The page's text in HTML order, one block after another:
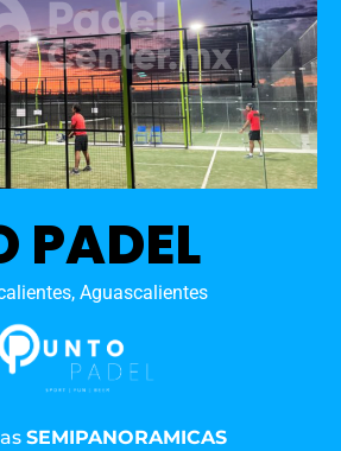
PADEL
Aguascalientes
SEMIPANORAMICAS